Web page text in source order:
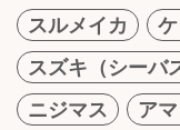
スルメイカ
スズキ（シーバ
ニジマス
ア